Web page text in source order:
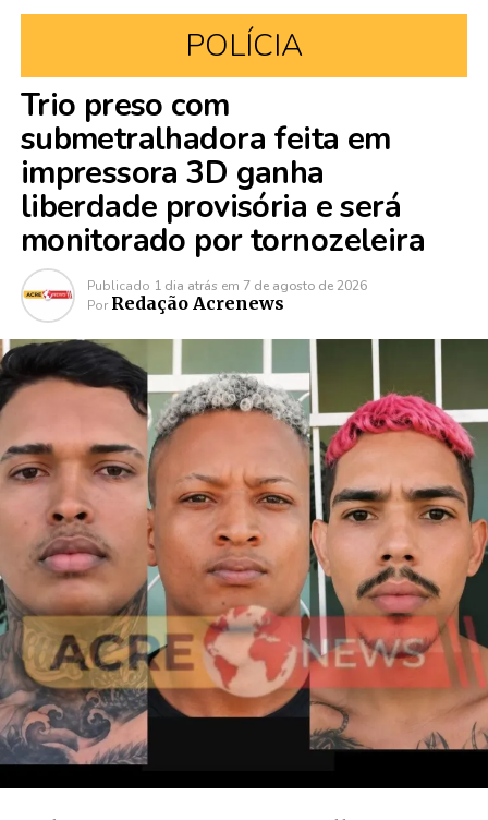
POLÍCIA
Trio preso com
submetralhadora feita em
impressora 3D ganha
liberdade provisória e será
monitorado por tornozeleira
Publicado 1 dia atrás em 7 de agosto de 2026
Por Redação Acrenews